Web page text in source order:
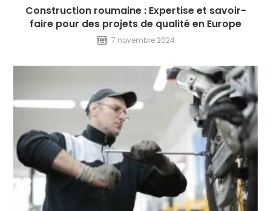
Construction roumaine : Expertise et savoir-
faire pour des projets de qualité en Europe
7 novembre 2024